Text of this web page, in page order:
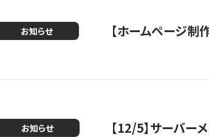
お知らせ 【ホームページ制
お知らせ 【12/5】サーバー